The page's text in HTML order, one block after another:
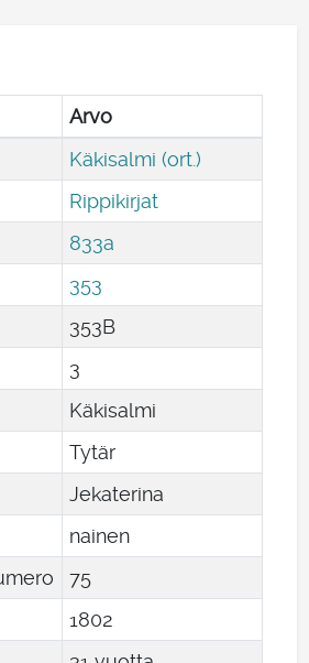
Arvo
Käkisalmi (ort.)
Rippikirjat
833a
353
353B
3
Käkisalmi
Tytär
Jekaterina
nainen
75
1802